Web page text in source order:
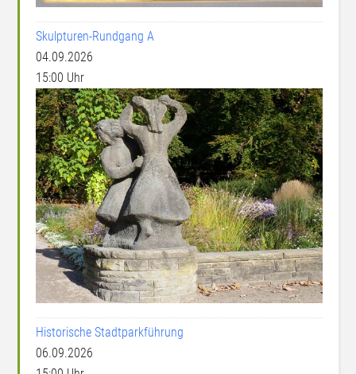
Skulpturen-Rundgang A
04.09.2026
15:00 Uhr
Historische Stadtparkführung
06.09.2026